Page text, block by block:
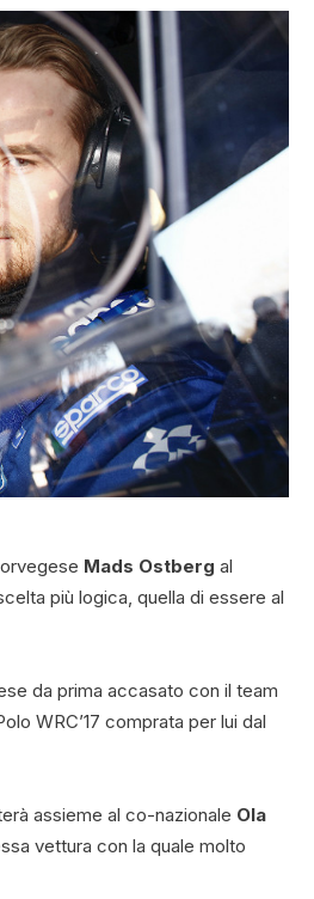
Mads Ostberg al
più logica, quella di essere al
da prima accasato con il team
WRC’17 comprata per lui dal
assieme al co-nazionale Ola
vettura con la quale molto